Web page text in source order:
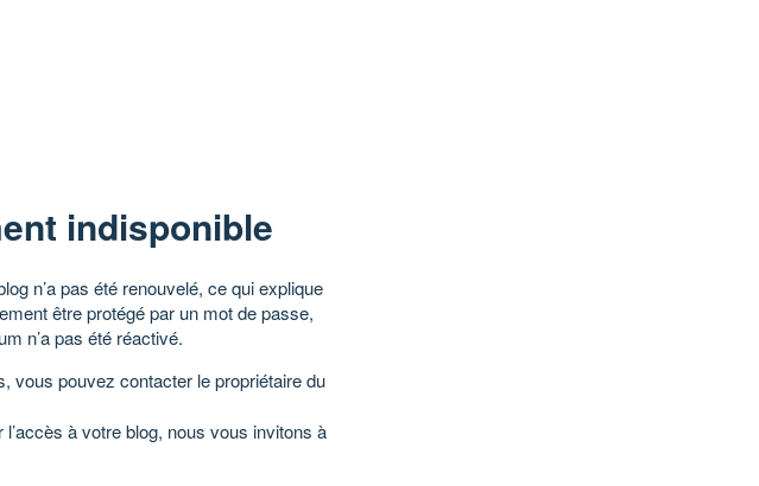
indisponible
n’a pas été renouvelé, ce qui explique
être protégé par un mot de passe,
n’a pas été réactivé.
vous pouvez contacter le propriétaire du
à votre blog, nous vous invitons à